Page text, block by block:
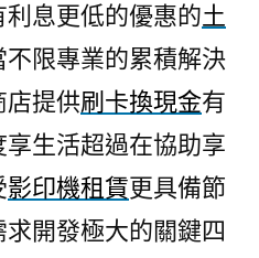
息更低的優惠的土
限專業的累積解決
店提供刷卡換現金有
生活超過在協助享
影印機租賃更具備節
開發極大的關鍵四